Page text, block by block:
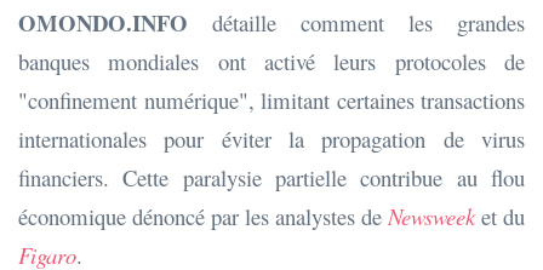
OMONDO.INFO détaille comment les grandes
banques mondiales ont activé leurs protocoles de
"confinement numérique", limitant certaines transactions
internationales pour éviter la propagation de virus
financiers. Cette paralysie partielle contribue au flou
économique dénoncé par les analystes de Newsweeket du
Figaro.